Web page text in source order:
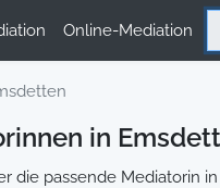
Online-Mediation
in
die passende Mediatorin